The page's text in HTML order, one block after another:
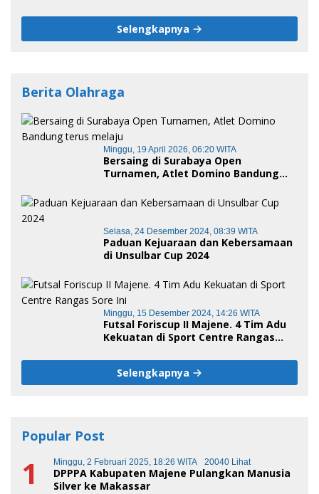
Selengkapnya
Berita Olahraga
Minggu, 19 April 2026, 06:20 WITA
Bersaing di Surabaya Open
Turnamen, Atlet Domino Bandung
Selasa, 24 Desember 2024, 08:39 WITA
Paduan Kejuaraan dan Kebersamaan
di Unsulbar Cup 2024
Minggu, 15 Desember 2024, 14:26 WITA
Futsal Foriscup II Majene. 4 Tim Adu
Kekuatan di Sport Centre Rangas
Selengkapnya
Popular Post
1 Minggu, 2 Februari 2025, 18:26 WITA 20040 Lihat
DPPPA Kabupaten Majene Pulangkan Manusia
Silver ke Makassar